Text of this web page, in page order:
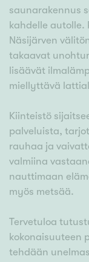
saunarakennus
kahdelle
Näsijärven
takaavat
lisäävät
miellyttävä
Kiinteistö
palveluista,
rauhaa ja
valmiina
nauttimaan
myös metsää.
Tervetuloa
kokonaisuuteen
tehdään